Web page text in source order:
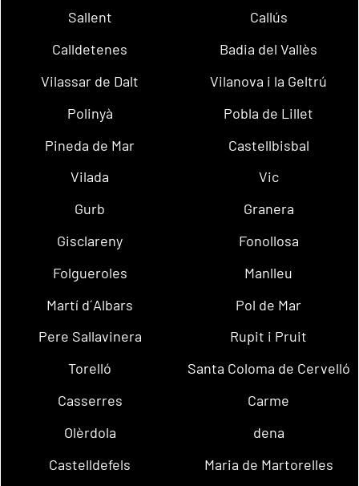
Sallent
Callús
Calldetenes
Badia del Vallès
Vilassar de Dalt
Vilanova i la Geltrú
Polinyà
Pobla de Lillet
Pineda de Mar
Castellbisbal
Vilada
Vic
Gurb
Granera
Gisclareny
Fonollosa
Folgueroles
Manlleu
Martí d´Albars
Pol de Mar
Pere Sallavinera
Rupit i Pruit
Torelló
Santa Coloma de Cervelló
Casserres
Carme
Olèrdola
dena
Castelldefels
Maria de Martorelles